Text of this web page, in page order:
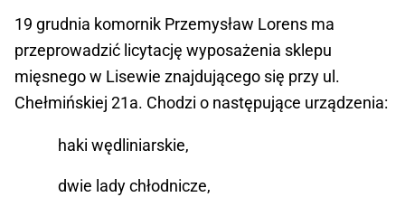
19 grudnia komornik Przemysław Lorens ma
przeprowadzić licytację wyposażenia sklepu
mięsnego w Lisewie znajdującego się przy ul.
Chełmińskiej 21a. Chodzi o następujące urządzenia:
haki wędliniarskie,
dwie lady chłodnicze,